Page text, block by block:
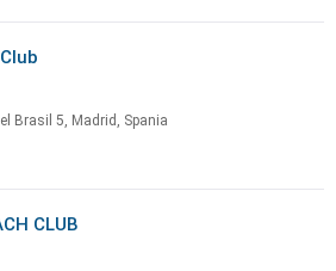
Brasil 5, Madrid, Spania
CLUB